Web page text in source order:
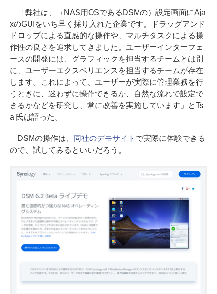
「弊社は、（NAS用OSであるDSMの）設定画面にAja
xのGUIをいち早く採り入れた企業です。ドラッグアンド
ドロップによる直感的な操作や、マルチタスクによる操
作性の良さを追求してきました。ユーザーインターフェ
ースの開発には、グラフィックを担当するチームとは別
に、ユーザーエクスペリエンスを担当するチームが存在
します。これによって、ユーザーが実際に管理業務を行
うときに、迷わずに操作できるか、自然な流れで設定で
きるかなどを研究し、常に改善を実施しています」とTs
ai氏は語った。
DSMの操作は、 同社のデモサイト で実際に体験できる
ので、試してみるといいだろう。